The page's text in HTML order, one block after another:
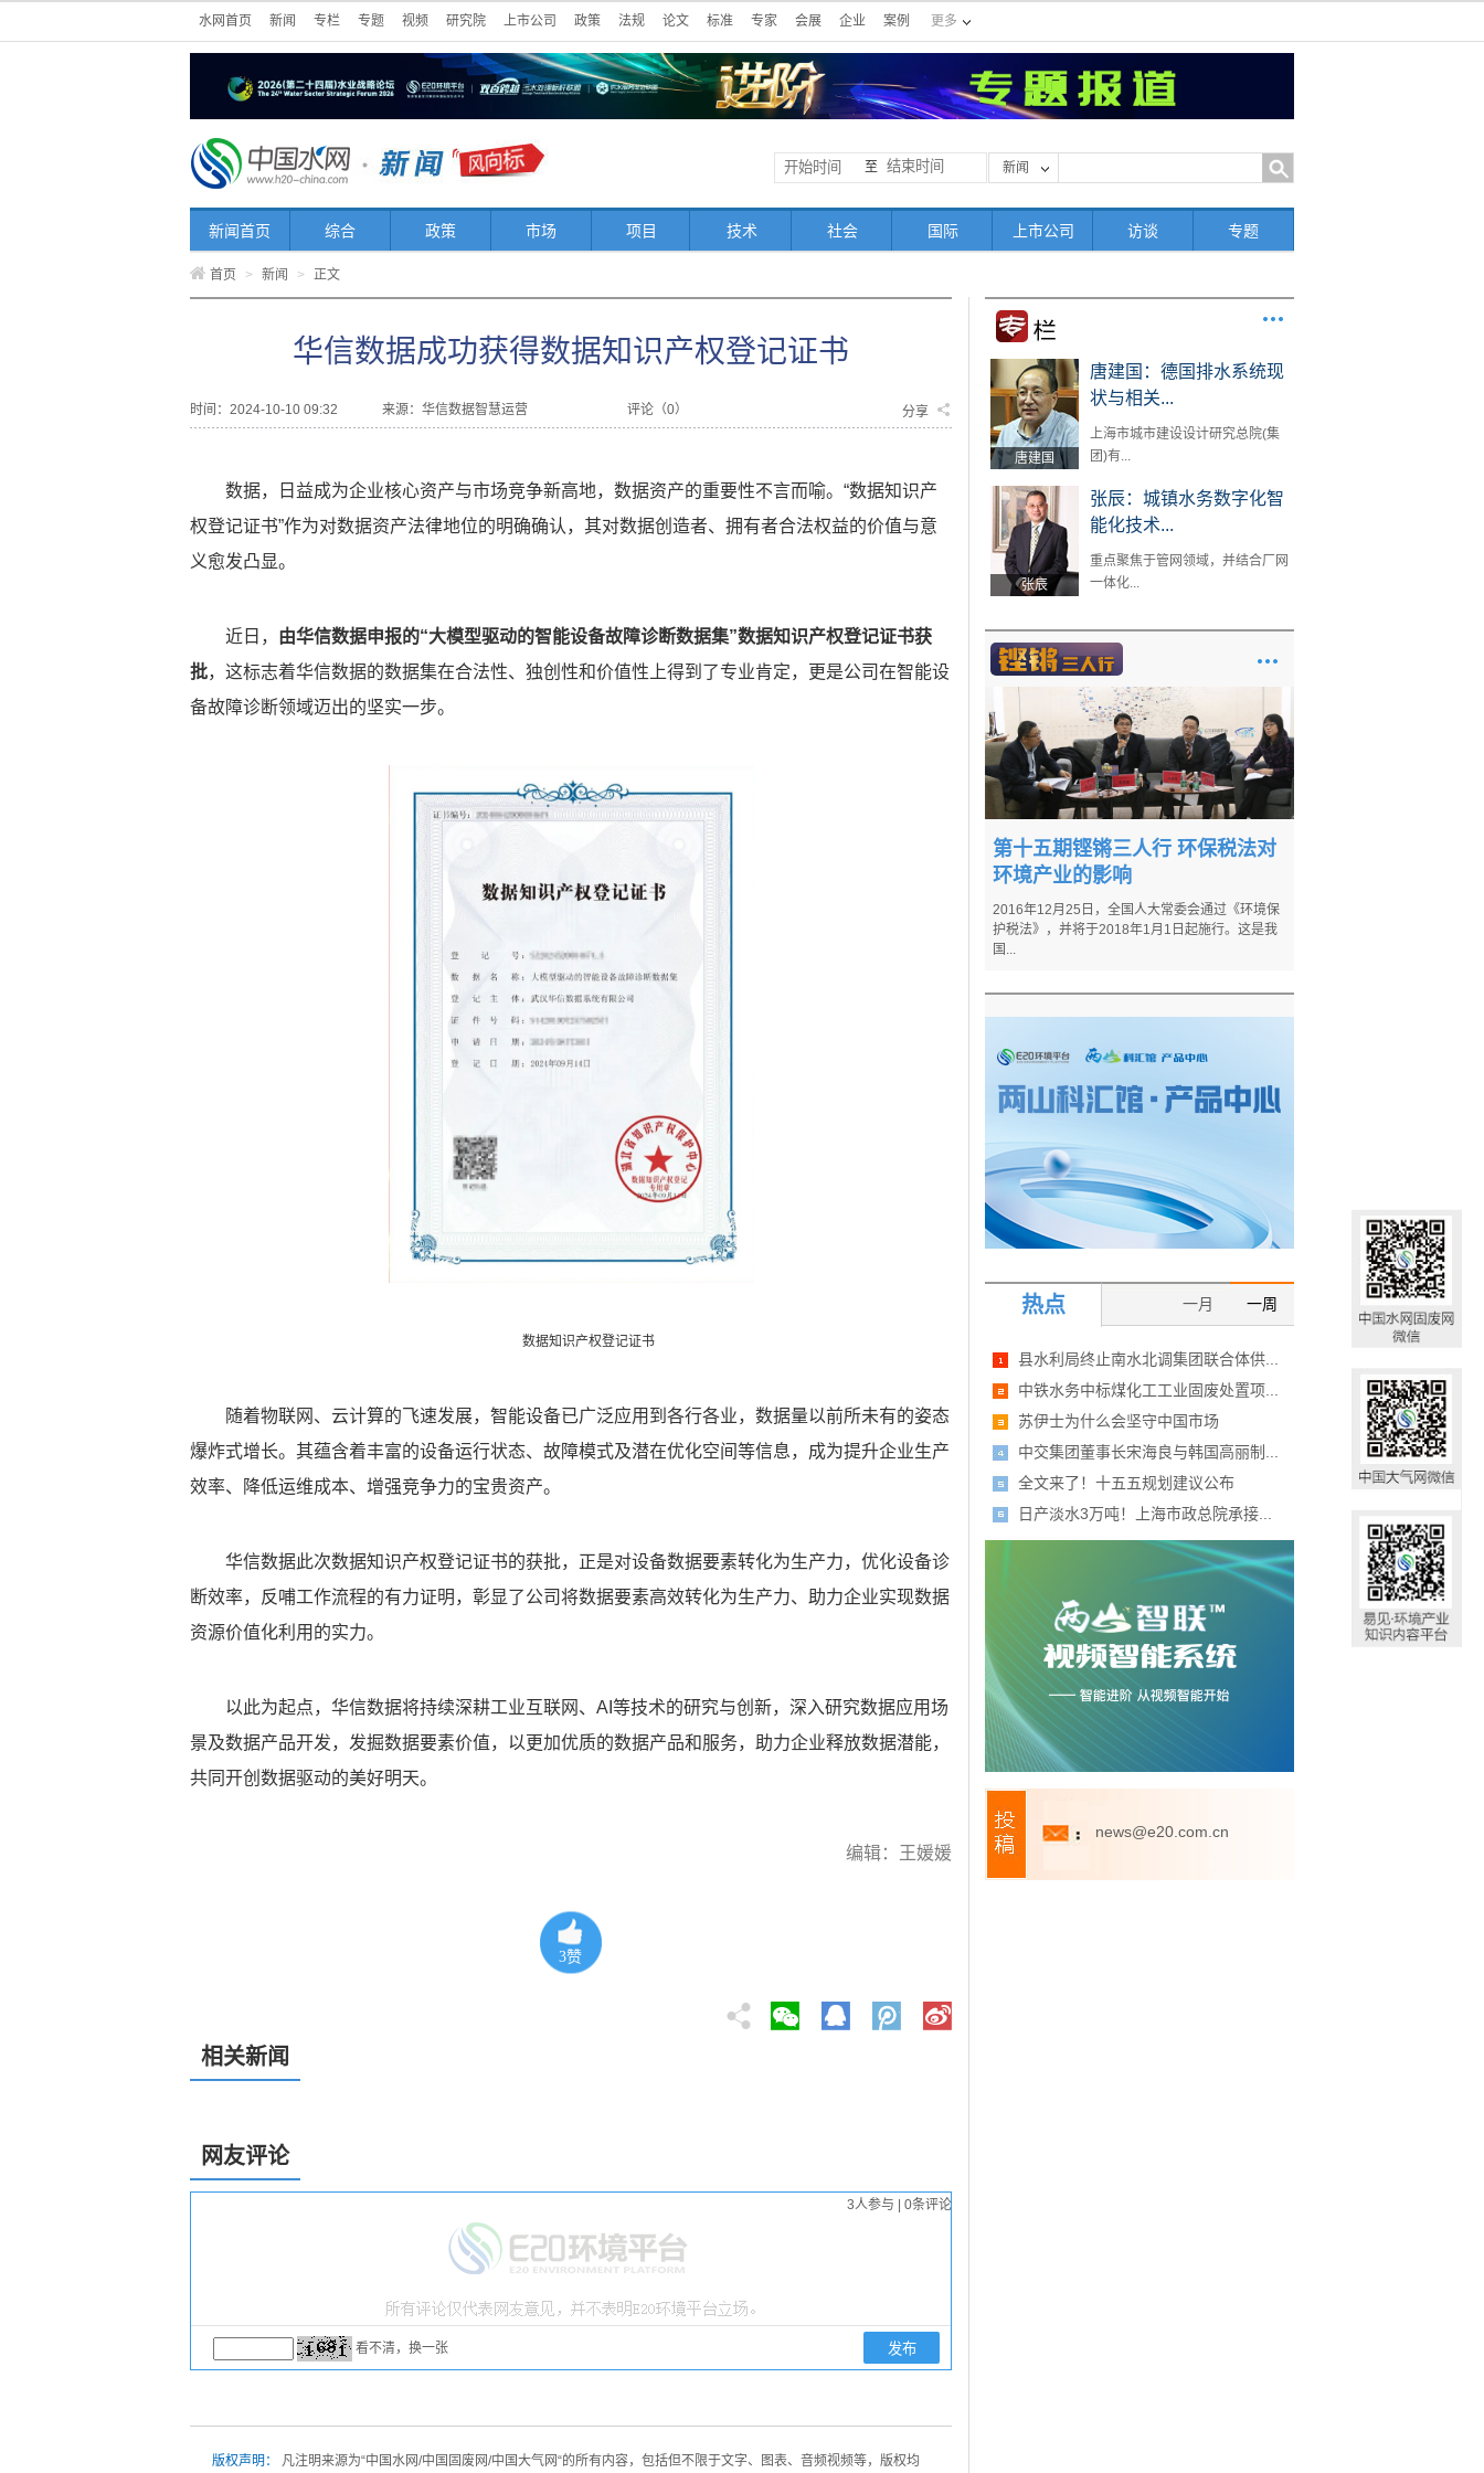
水网首页 新闻 专栏 专题 视频 研究院 上市公司 政策 法规 论文 标准 专家 会展 企业 案例 更多
至 新闻
新闻首页 综合 政策 市场 项目 技术 社会 国际 上市公司 访谈 专题
首页 > 新闻 > 正文
华信数据成功获得数据知识产权登记证书
时间：2024-10-10 09:32 来源： 华信数据智慧运营 评论（0） 分享
数据，日益成为企业核心资产与市场竞争新高地，数据资产的重要性不言而喻。“数据知识产
权登记证书”作为对数据资产法律地位的明确确认，其对数据创造者、拥有者合法权益的价值与意
义愈发凸显。
近日， 由华信数据申报的“大模型驱动的智能设备故障诊断数据集”数据知识产权登记证书获
批，这标志着华信数据的数据集在合法性、独创性和价值性上得到了专业肯定，更是公司在智能设
备故障诊断领域迈出的坚实一步。
数据知识产权登记证书
随着物联网、云计算的飞速发展，智能设备已广泛应用到各行各业，数据量以前所未有的姿态
爆炸式增长。其蕴含着丰富的设备运行状态、故障模式及‍‍‍潜在优化空间等信息，成为提升企业生产
效率、降低运维成本、增强竞争力的宝贵资产。
华信数据此次数据知识产权登记证书的获批，正是对设备数据要素转化为生产力，优化设备诊
断效率，反哺工作流程的有力证明，彰显了公司将数据要素高效转化为生产力、助力企业实现数据
资源价值化利用的实力。
以此为起点，华信数据将持续深耕工业互联网、AI等技术的研究与创新，深入研究数据应用场
景及数据产品开发，发掘数据要素价值，以更加优质的数据产品和服务，助力企业释放数据潜能，
共同开创数据驱动的美好明天。
编辑：王媛媛
3赞
相关新闻
网友评论
3人参与 0条评论
看不清，换一张
版权声明： 凡注明来源为“中国水网/中国固废网/中国大气网“的所有内容，包括但不限于文字、图表、音频视频等，版权均
唐建国
唐建国：德国排水系统现
状与相关...
上海市城市建设设计研究总院(集
团)有...
张辰
张辰：城镇水务数字化智
能化技术...
重点聚焦于管网领域，并结合厂网
一体化...
第十五期铿锵三人行 环保税法对
环境产业的影响
2016年12月25日，全国人大常委会通过《环境保
护税法》，并将于2018年1月1日起施行。这是我
国...
热点 一周
一月
县水利局终止南水北调集团联合体供...
中铁水务中标煤化工工业固废处置项...
苏伊士为什么会坚守中国市场
中交集团董事长宋海良与韩国高丽制...
全文来了！十五五规划建议公布
日产淡水3万吨！上海市政总院承接...
news@e20.com.cn